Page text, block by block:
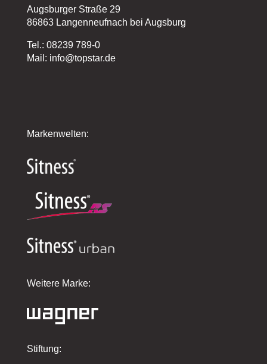
Augsburger Straße 29
86863 Langenneufnach bei Augsburg
Tel.: 08239 789-0
Mail: info@topstar.de
Markenwelten:
Weitere Marke:
Stiftung: